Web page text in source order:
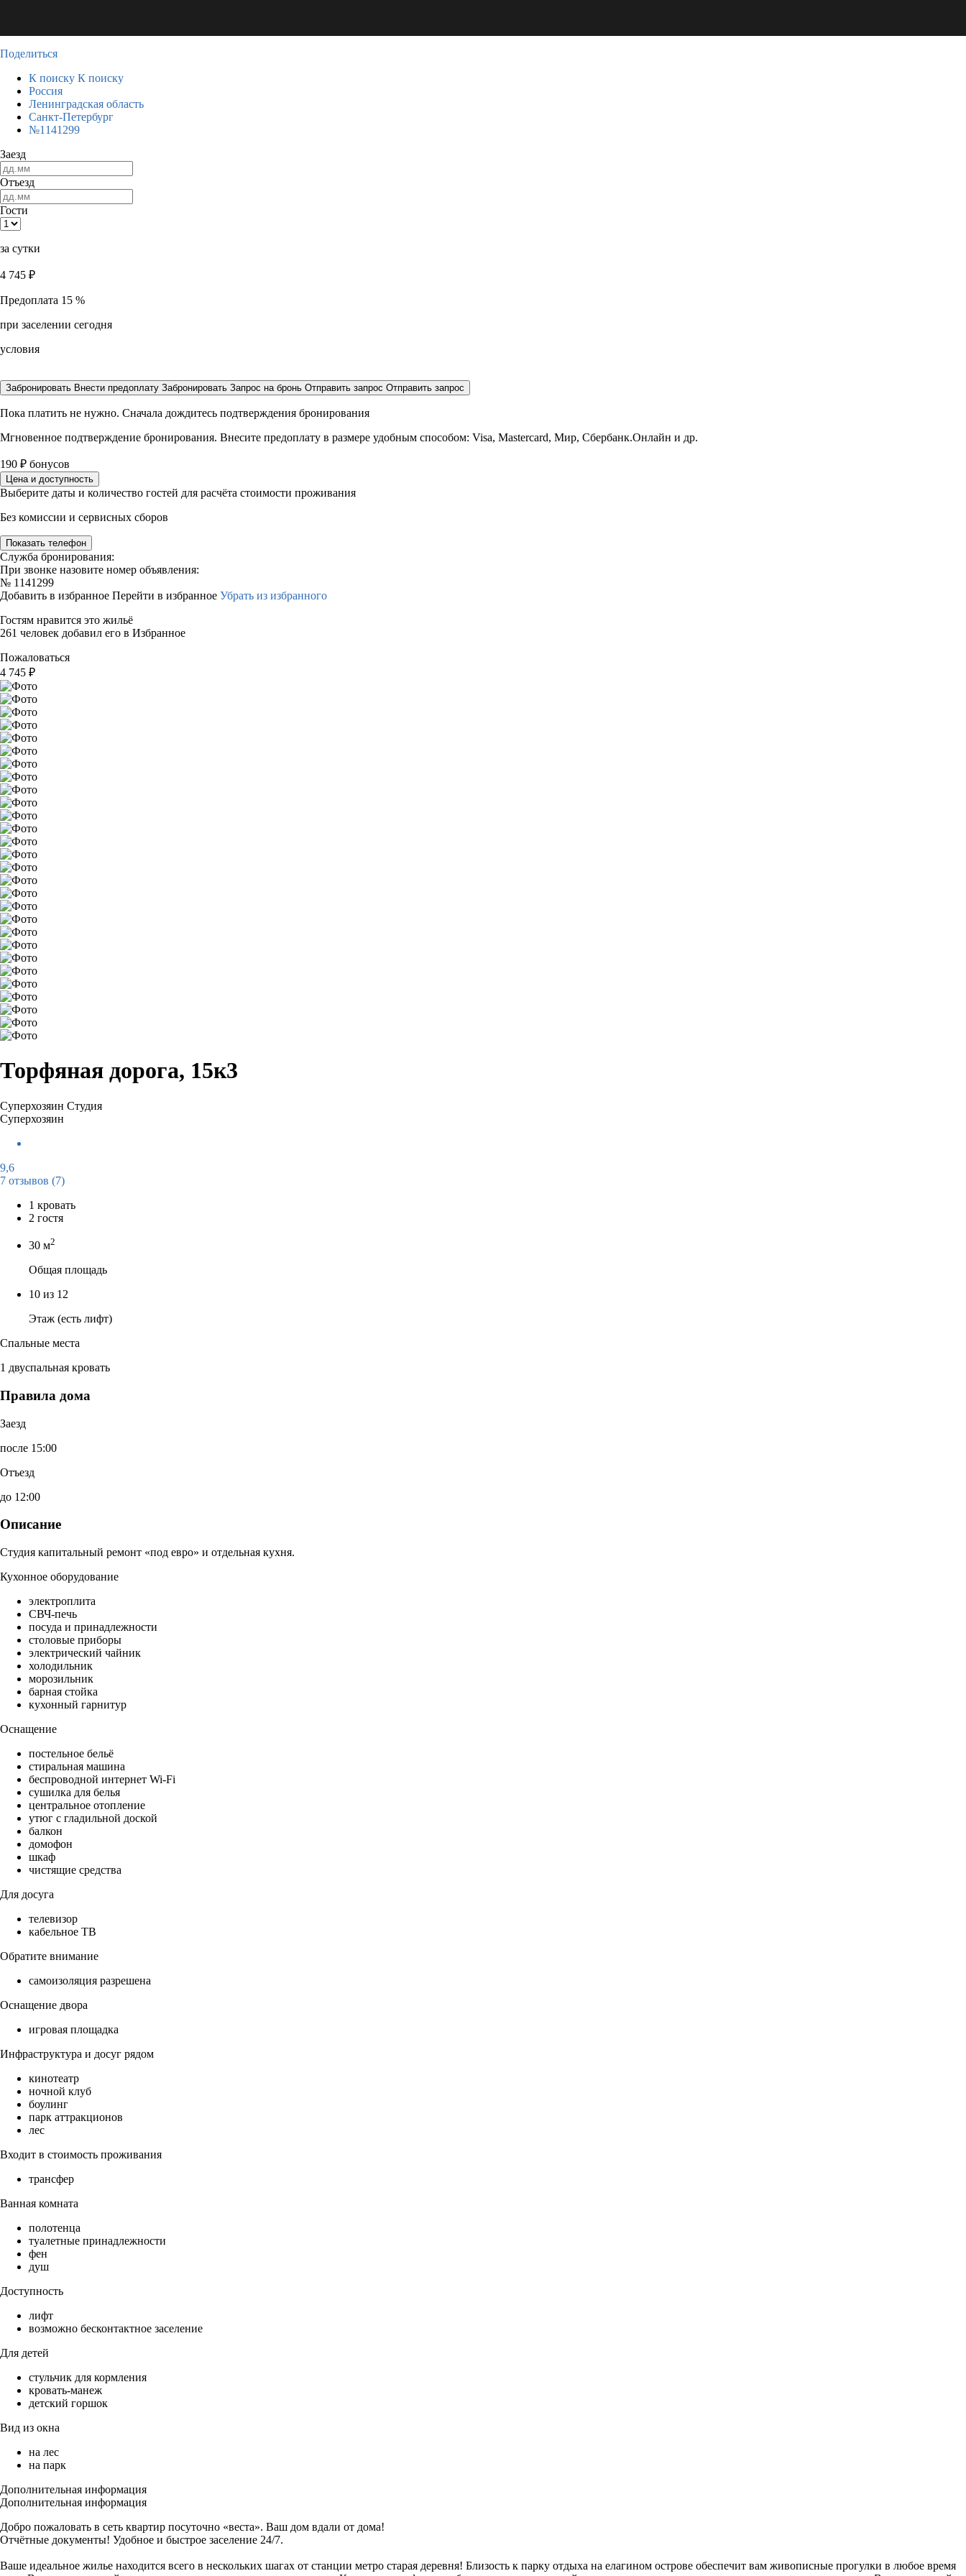
Поделиться
К поиску К поиску
Россия
Ленинградская область
Санкт-Петербург
№1141299
Заезд
Отъезд
Гости
за сутки
4 745 ₽
Предоплата 15 %
при заселении сегодня
условия
Забронировать Внести предоплату Забронировать Запрос на бронь Отправить запрос Отправить запрос
Пока платить не нужно. Сначала дождитесь подтверждения бронирования
Мгновенное подтверждение бронирования. Внесите предоплату в размере удобным способом: Visa, Mastercard, Мир, Сбербанк.Онлайн и др.
190 ₽ бонусов
Цена и доступность
Выберите даты и количество гостей для расчёта стоимости проживания
Без комиссии и сервисных сборов
Показать телефон
Служба бронирования:
При звонке назовите номер объявления:
№ 1141299
Добавить в избранное Перейти в избранное Убрать из избранного
Гостям нравится это жильё
261 человек добавил его в Избранное
Пожаловаться
4 745 ₽
Торфяная дорога, 15к3
Суперхозяин Студия
Суперхозяин
9,6
7 отзывов (7)
1 кровать
2 гостя
30 м2
Общая площадь
10 из 12
Этаж (есть лифт)
Спальные места
1 двуспальная кровать
Правила дома
Заезд
после 15:00
Отъезд
до 12:00
Описание
Студия капитальный ремонт «под евро» и отдельная кухня.
Кухонное оборудование
электроплита
СВЧ-печь
посуда и принадлежности
столовые приборы
электрический чайник
холодильник
морозильник
барная стойка
кухонный гарнитур
Оснащение
постельное бельё
стиральная машина
беспроводной интернет Wi-Fi
сушилка для белья
центральное отопление
утюг с гладильной доской
балкон
домофон
шкаф
чистящие средства
Для досуга
телевизор
кабельное ТВ
Обратите внимание
самоизоляция разрешена
Оснащение двора
игровая площадка
Инфраструктура и досуг рядом
кинотеатр
ночной клуб
боулинг
парк аттракционов
лес
Входит в стоимость проживания
трансфер
Ванная комната
полотенца
туалетные принадлежности
фен
душ
Доступность
лифт
возможно бесконтактное заселение
Для детей
стульчик для кормления
кровать-манеж
детский горшок
Вид из окна
на лес
на парк
Дополнительная информация
Дополнительная информация
Добро пожаловать в сеть квартир посуточно «веста». Ваш дом вдали от дома!
Отчётные документы! Удобное и быстрое заселение 24/7.
Ваше идеальное жилье находится всего в нескольких шагах от станции метро старая деревня! Близость к парку отдыха на елагином острове обеспечит вам живописные прогулки в любое время